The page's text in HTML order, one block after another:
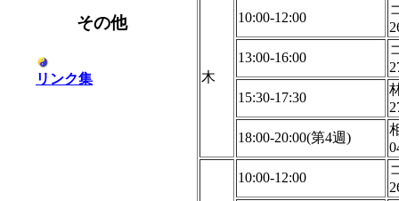
その他
リンク集 木
10:00-12:00
13:00-16:00
15:30-17:30
18:00-20:00(第4週)
10:00-12:00